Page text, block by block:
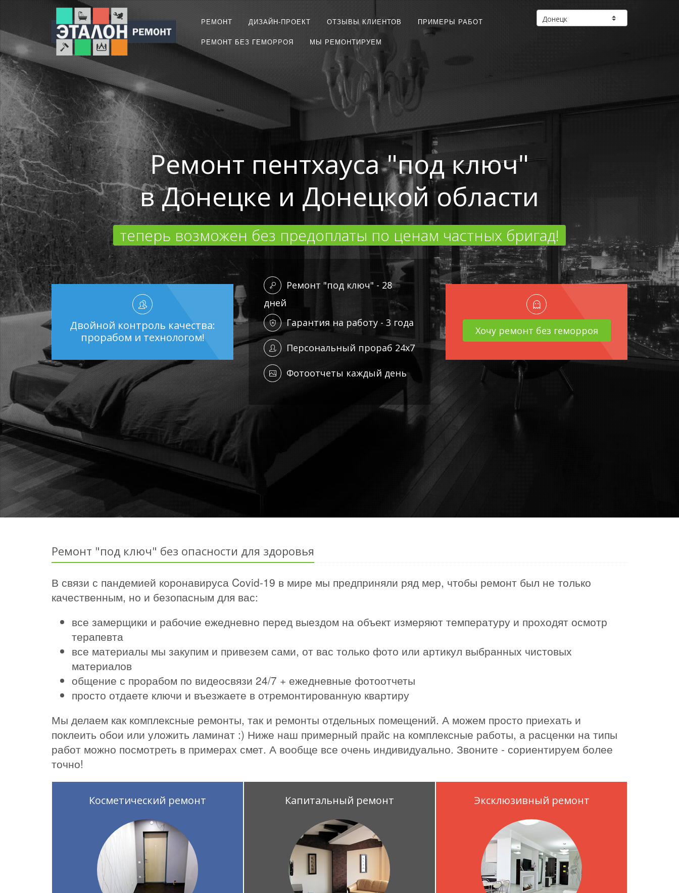
РЕМОНТ ДИЗАЙН-ПРОЕКТ ОТЗЫВЫ КЛИЕНТОВ ПРИМЕРЫ РАБОТ
РЕМОНТ БЕЗ ГЕМОРРОЯ МЫ РЕМОНТИРУЕМ
Ремонт пентхауса "под ключ"
в Донецке и Донецкой области
теперь возможен без предоплаты по ценам частных бригад!
Двойной контроль качества:
прорабом и технологом!
Ремонт "под ключ" - 28
дней
Гарантия на работу - 3 года
Персональный прораб 24x7
Фотоотчеты каждый день
Хочу ремонт без геморроя
Ремонт "под ключ" без опасности для здоровья
В связи с пандемией коронавируса Covid-19 в мире мы предприняли ряд мер, чтобы ремонт был не только
качественным, но и безопасным для вас:
все замерщики и рабочие ежедневно перед выездом на объект измеряют температуру и проходят осмотр
терапевта
все материалы мы закупим и привезем сами, от вас только фото или артикул выбранных чистовых
материалов
общение с прорабом по видеосвязи 24/7 + ежедневные фотоотчеты
просто отдаете ключи и въезжаете в отремонтированную квартиру
Мы делаем как комплексные ремонты, так и ремонты отдельных помещений. А можем просто приехать и
поклеить обои или уложить ламинат :) Ниже наш примерный прайс на комплексные работы, а расценки на типы
работ можно посмотреть в примерах смет. А вообще все очень индивидуально. Звоните - сориентируем более
точно!
Косметический ремонт Капитальный ремонт Эксклюзивный ремонт